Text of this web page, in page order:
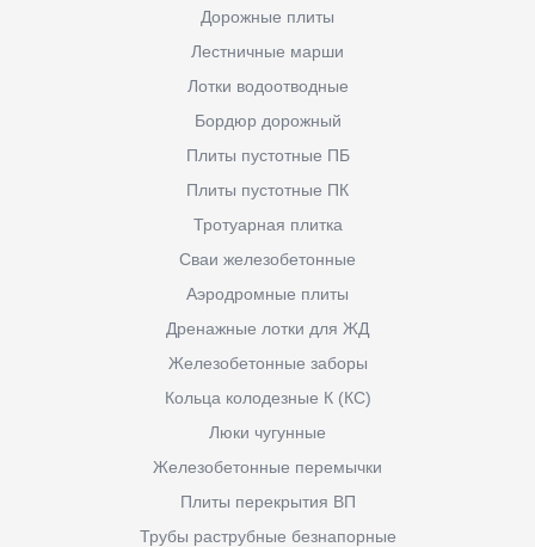
Дорожные плиты
Лестничные марши
Лотки водоотводные
Бордюр дорожный
Плиты пустотные ПБ
Плиты пустотные ПК
Тротуарная плитка
Сваи железобетонные
Аэродромные плиты
Дренажные лотки для ЖД
Железобетонные заборы
Кольца колодезные К (КС)
Люки чугунные
Железобетонные перемычки
Плиты перекрытия ВП
Трубы раструбные безнапорные